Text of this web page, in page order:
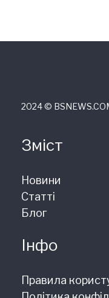
2024 ©
Зміст
Новини
Статті
Блог
Інфо
Правила